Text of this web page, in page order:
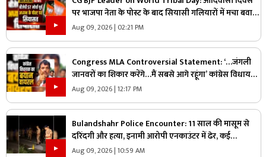
पर भाजपा नेता के पोस्ट के बाद सियासी गलियारों में मचा बवाल,
जानिए ऐसा क्या कह दिया कि भड़के विपक्षी नेता
Aug 09, 2026 | 02:21 PM
Congress MLA Controversial Statement: ‘…जंगली
जानवरों का शिकार करेंगे…मैं सबसे आगे रहूंगा’ कांग्रेस विधायक
ने दिया विवादित बयान, वायरल हो रहा वीडियो
Aug 09, 2026 | 12:17 PM
Bulandshahr Police Encounter: 11 साल की मासूम से
दरिंदगी और हत्या, इनामी आरोपी एनकाउंटर में ढेर, कई
पुलिसकर्मी भी घायल
Aug 09, 2026 | 10:59 AM